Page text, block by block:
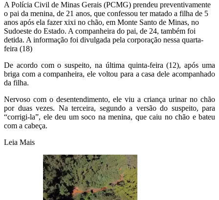
A Polícia Civil de Minas Gerais (PCMG) prendeu preventivamente
o pai da menina, de 21 anos, que confessou ter matado a filha de 5
anos após ela fazer xixi no chão, em Monte Santo de Minas, no
Sudoeste do Estado. A companheira do pai, de 24, também foi
detida. A informação foi divulgada pela corporação nessa quarta-
feira (18)
De acordo com o suspeito, na última quinta-feira (12), após uma
briga com a companheira, ele voltou para a casa dele acompanhado
da filha.
Nervoso com o desentendimento, ele viu a criança urinar no chão
por duas vezes. Na terceira, segundo a versão do suspeito, para
“corrigi-la”, ele deu um soco na menina, que caiu no chão e bateu
com a cabeça.
Leia Mais